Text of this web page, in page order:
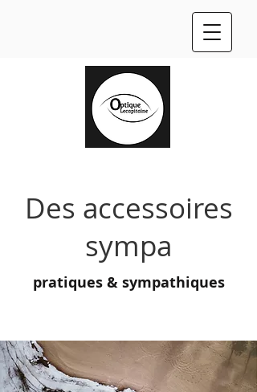
Des accessoires
sympa
pratiques & sympathiques